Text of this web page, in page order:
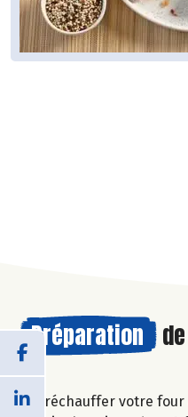
Préparation
Préchauffer votre four